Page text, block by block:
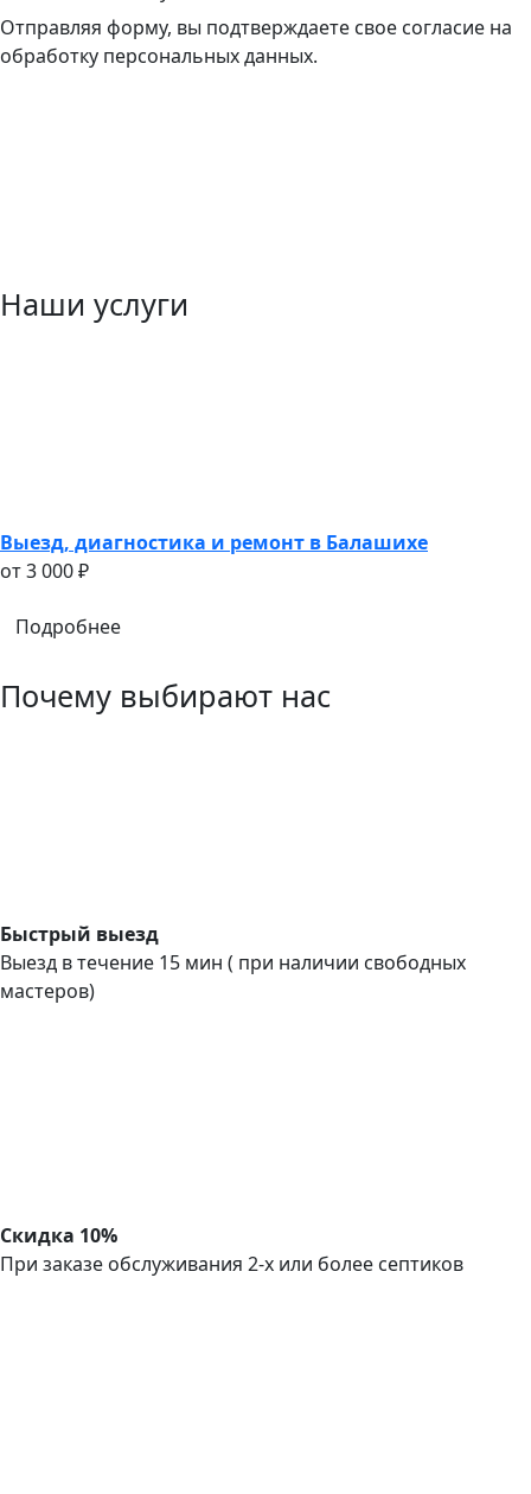
Отправляя форму, вы подтверждаете свое согласие на
обработку персональных данных.
Наши услуги
Выезд, диагностика и ремонт в Балашихе
oт 3 000 ₽
Подробнее
Почему выбирают нас
Быстрый выезд
Выезд в течение 15 мин ( при наличии свободных
мастеров)
Скидка 10%
При заказе обслуживания 2-х или более септиков